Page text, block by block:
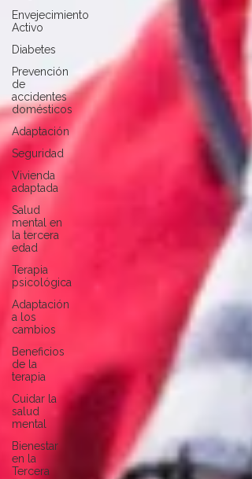
Envejecimiento
Activo
Diabetes
Prevención
de
accidentes
domésticos
Adaptación
Seguridad
Vivienda
adaptada
Salud
mental en
la tercera
edad
Terapia
psicológica
Adaptación
a los
cambios
Beneficios
de la
terapia
Cuidar la
salud
mental
Bienestar
en la
Tercera